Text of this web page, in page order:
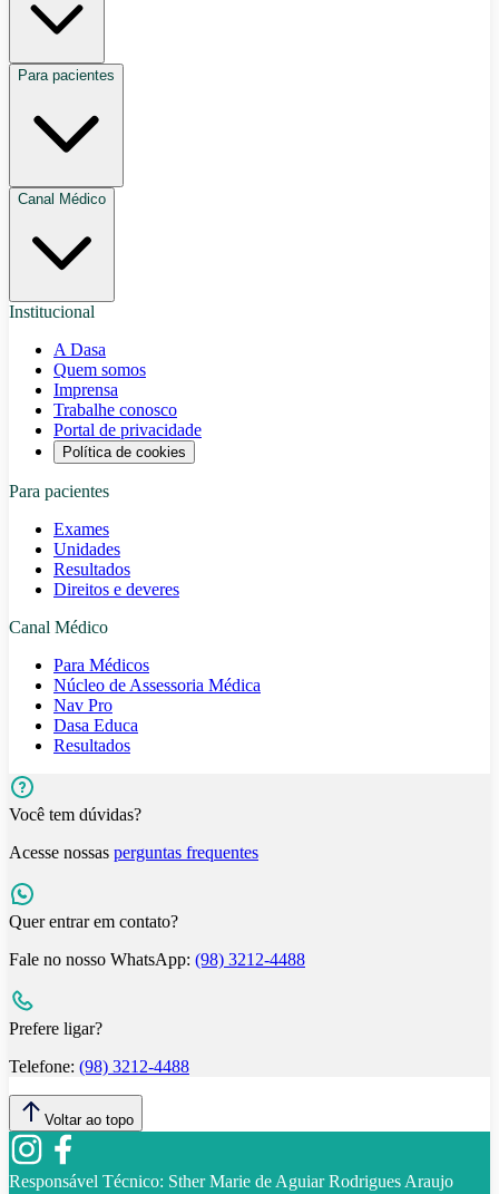
Para pacientes
Canal Médico
Institucional
A Dasa
Quem somos
Imprensa
Trabalhe conosco
Portal de privacidade
Política de cookies
Para pacientes
Exames
Unidades
Resultados
Direitos e deveres
Canal Médico
Para Médicos
Núcleo de Assessoria Médica
Nav Pro
Dasa Educa
Resultados
Você tem dúvidas?
Acesse nossas perguntas frequentes
Quer entrar em contato?
Fale no nosso WhatsApp: (98) 3212-4488
Prefere ligar?
Telefone: (98) 3212-4488
Voltar ao topo
Responsável Técnico: Sther Marie de Aguiar Rodrigues Araujo